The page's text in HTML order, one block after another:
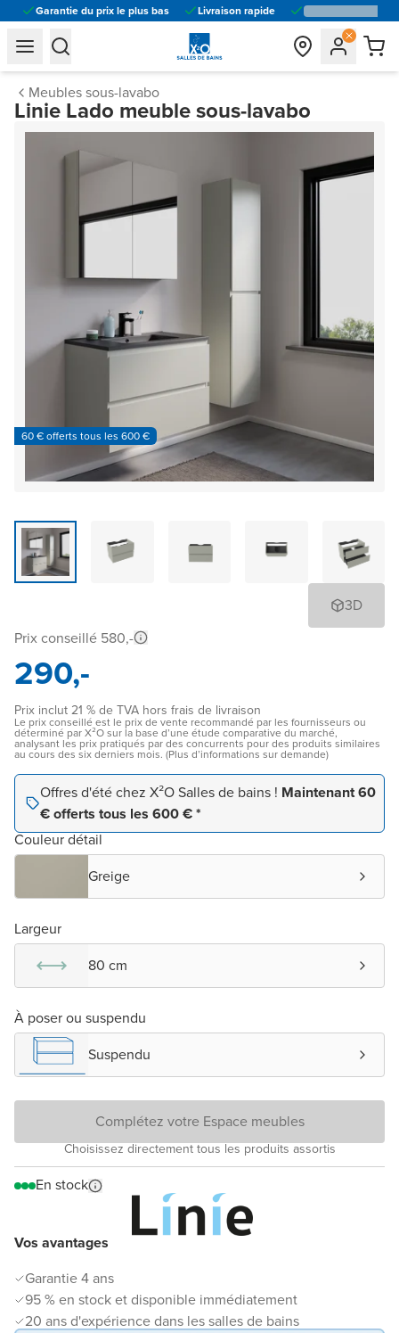
Garantie du prix le plus bas Livraison rapide
general.navigation.toggle_menu.label
general.navigation.toggle_menu.label
Meubles sous-lavabo
Linie Lado meuble sous-lavabo
60 € offerts tous les 600 €
3D
Vos avantages
Garantie 4 ans
95 % en stock et disponible immédiatement
20 ans d'expérience dans les salles de bains
Prix conseillé 580,-
290,-
Prix inclut 21 % de TVA hors frais de livraison
Le prix conseillé est le prix de vente recommandé par les fournisseurs ou
déterminé par X²O sur la base d’une étude comparative du marché,
analysant les prix pratiqués par des concurrents pour des produits similaires
au cours des six derniers mois. (Plus d’informations sur demande)
Offres d'été chez X²O Salles de bains ! Maintenant 60
€ offerts tous les 600 € *
Couleur détail
Greige
Largeur
80 cm
À poser ou suspendu
Suspendu
Complétez votre Espace meubles
Choisissez directement tous les produits assortis
En stock